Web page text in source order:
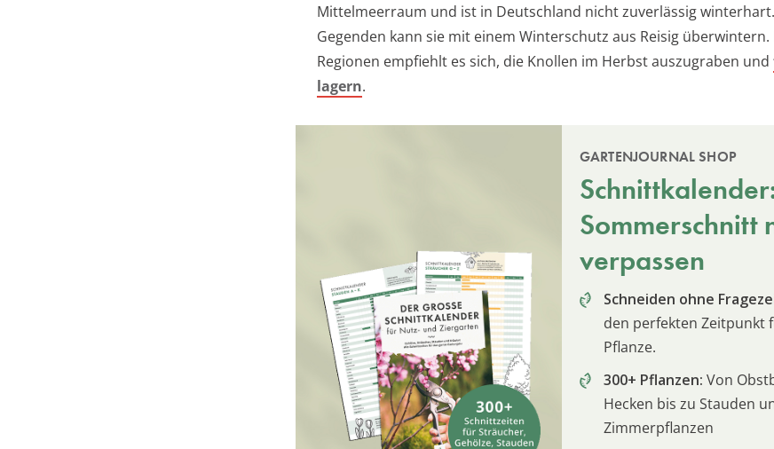
Mittelmeerraum und ist in Deutschland nicht zuverlässig
Gegenden kann sie mit einem Winterschutz aus Reisig überwintern.
Regionen empfiehlt es sich, die Knollen im Herbst auszugraben und
lagern.
GARTENJOURNAL SHOP
Sommerschnitt
verpassen
Schneiden ohne
den perfekten Zeitpunkt
Pflanze.
300+ Pflanzen: Von
Hecken bis zu Stauden
Zimmerpflanzen